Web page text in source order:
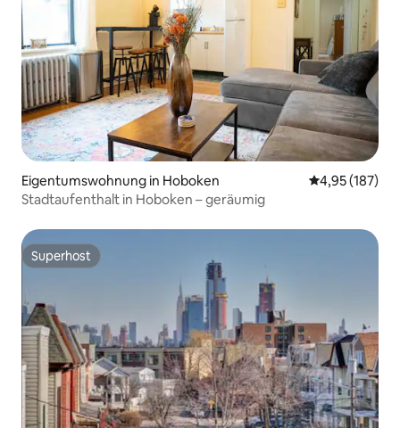
Eigentumswohnung in Hoboken
4,95 (187)
Stadtaufenthalt in Hoboken – geräumig
Superhost
Superhost